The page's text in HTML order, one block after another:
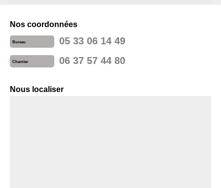
Nos coordonnées
Bureau 05 33 06 14 49
Chantier 06 37 57 44 80
Nous localiser